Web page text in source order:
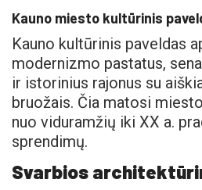
Kauno miesto kultūrinis
Kauno kultūrinis paveldas
modernizmo pastatus,
ir istorinius rajonus su
bruožais. Čia matosi
nuo viduramžių iki XX a.
sprendimų.
Svarbios